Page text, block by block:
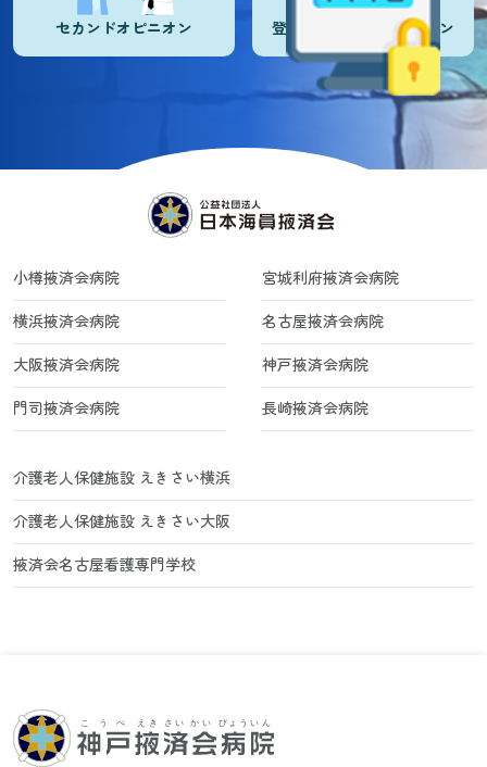
セカンドオピニオン 登録医・登録施設ログイン
小樽掖済会病院
宮城利府掖済会病院
横浜掖済会病院
名古屋掖済会病院
大阪掖済会病院
神戸掖済会病院
門司掖済会病院
長崎掖済会病院
介護老人保健施設 えきさい横浜
介護老人保健施設 えきさい大阪
掖済会名古屋看護専門学校